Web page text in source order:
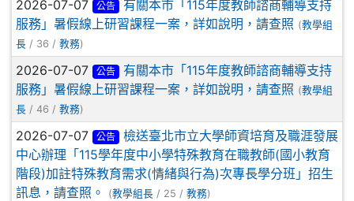
2026-07-07 公告
有關本市「115年度教師諮商輔導支持
服務」暑假線上研習課程一案，詳如說明，請查照 (教學組
長 / 36 / 教務)
2026-07-07 公告
有關本市「115年度教師諮商輔導支持
服務」暑假線上研習課程一案，詳如說明，請查照 (教學組
長 / 46 / 教務)
2026-07-07 公告
檢送臺北市立大學師資培育及職涯發展
中心辦理「115學年度中小學特殊教育在職教師(國小教育
階段)加註特殊教育需求(情緒與行為)次專長學分班」招生
訊息，請查照。
(教學組長 / 25 / 教務)